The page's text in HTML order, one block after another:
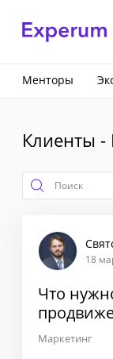
Менторы
Клиенты -
18
Что
Маркетинг